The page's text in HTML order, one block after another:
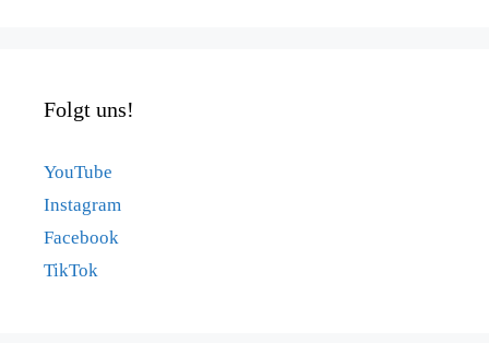
Folgt uns!
YouTube
Instagram
Facebook
TikTok